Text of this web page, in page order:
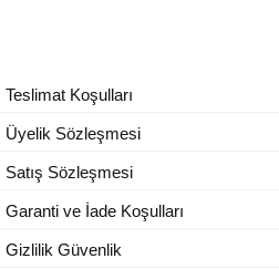
Teslimat Koşulları
Üyelik Sözleşmesi
Satış Sözleşmesi
Garanti ve İade Koşulları
Gizlilik Güvenlik